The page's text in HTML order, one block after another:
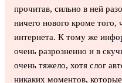
прочитав, сильно в ней
ничего нового кроме того,
интернета. К тому же
очень разрозненно и в
очень тяжело, хотя слог
никаких моментов,